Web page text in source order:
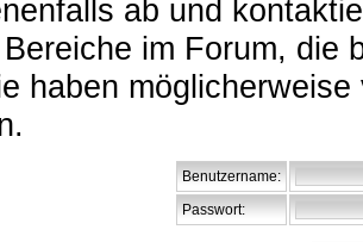
ab und
im Forum, die
haben
Benutzername:
Passwort: